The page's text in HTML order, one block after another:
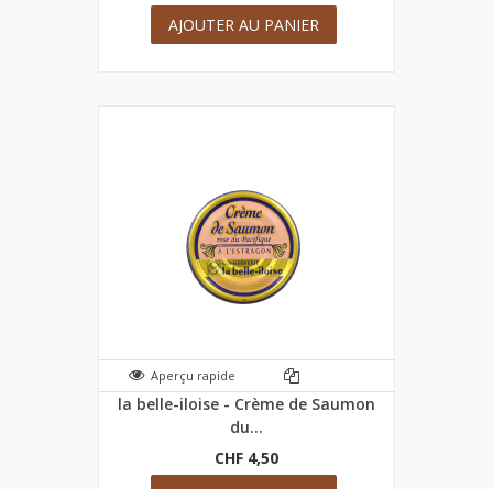
AJOUTER AU PANIER
Aperçu rapide
la belle-iloise - Crème de Saumon
du...
CHF 4,50